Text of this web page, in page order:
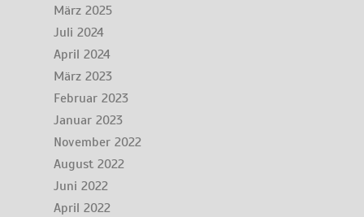
März 2025
Juli 2024
April 2024
März 2023
Februar 2023
Januar 2023
November 2022
August 2022
Juni 2022
April 2022